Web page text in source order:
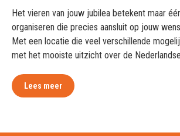
Het vieren van jouw jubilea betekent maar
organiseren die precies aansluit op jouw
Met een locatie die veel verschillende
met het mooiste uitzicht over de
Lees meer